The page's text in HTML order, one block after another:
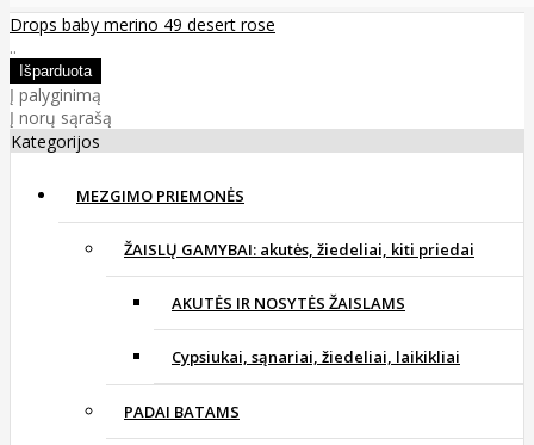
Drops baby merino 49 desert rose
..
Į palyginimą
Į norų sąrašą
Kategorijos
MEZGIMO PRIEMONĖS
ŽAISLŲ GAMYBAI: akutės, žiedeliai, kiti priedai
AKUTĖS IR NOSYTĖS ŽAISLAMS
Cypsiukai, sąnariai, žiedeliai, laikikliai
PADAI BATAMS